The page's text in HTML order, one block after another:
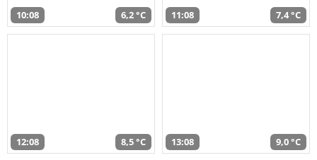
10:08 6,2 °C 11:08 7,4 °C
12:08 8,5 °C 13:08 9,0 °C